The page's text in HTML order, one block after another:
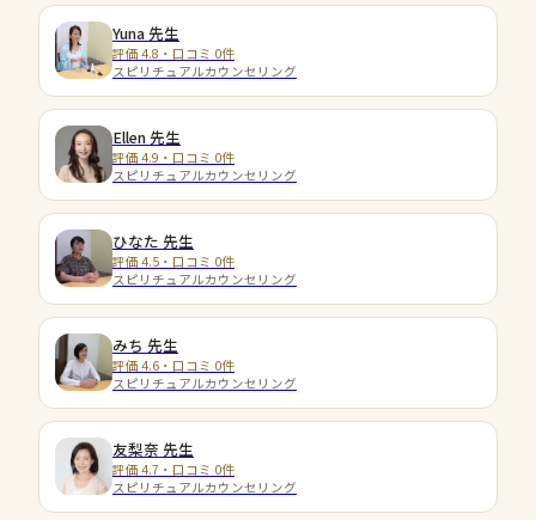
Yuna 先生
評価 4.8・口コミ 0件
スピリチュアルカウンセリング
Ellen 先生
評価 4.9・口コミ 0件
スピリチュアルカウンセリング
ひなた 先生
評価 4.5・口コミ 0件
スピリチュアルカウンセリング
みち 先生
評価 4.6・口コミ 0件
スピリチュアルカウンセリング
友梨奈 先生
評価 4.7・口コミ 0件
スピリチュアルカウンセリング